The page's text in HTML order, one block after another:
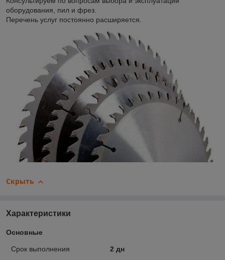
оборудования, пил и фрез.
Перечень услуг постоянно расширяется.
Скрыть
Характеристики
Основные
Срок выполнения 2 дн